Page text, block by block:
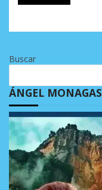
Buscar
ÁNGEL MONAGAS